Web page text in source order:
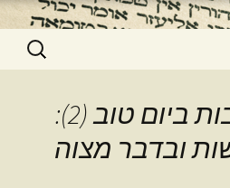
חיפוש:
סוגיה ד: שבות ביום טוב (2):
ובדבר מצוה